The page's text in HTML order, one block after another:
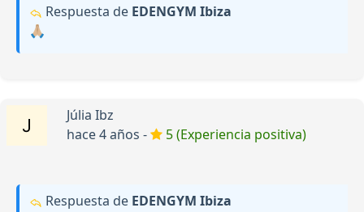
Respuesta de EDENGYM Ibiza
🙏🏼
Júlia Ibz
hace 4 años -
5 (Experiencia positiva)
Respuesta de EDENGYM Ibiza